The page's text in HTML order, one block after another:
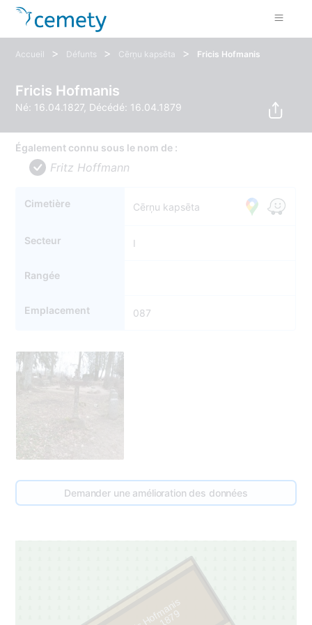
Accueil > Défunts > Cērņu kapsēta > Fricis Hofmanis
Fricis Hofmanis
Né: 16.04.1827, Décédé: 16.04.1879
Également connu sous le nom de :
Fritz Hoffmann
Cimetière Cērņu kapsēta
Secteur I
Rangée
Emplacement 087
Demander une amélioration des données